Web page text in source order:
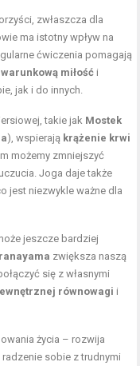
zwłaszcza dla
ma istotny wpływ na
ćwiczenia pomagają
miłość i
jak i do innych.
takie jak Mostek
), wspierają krążenie krwi
możemy zmniejszyć
Joga daje także
jest niezwykle ważne dla
jeszcze bardziej
zwiększa naszą
się z własnymi
równowagi i
życia – rozwija
sobie z trudnymi